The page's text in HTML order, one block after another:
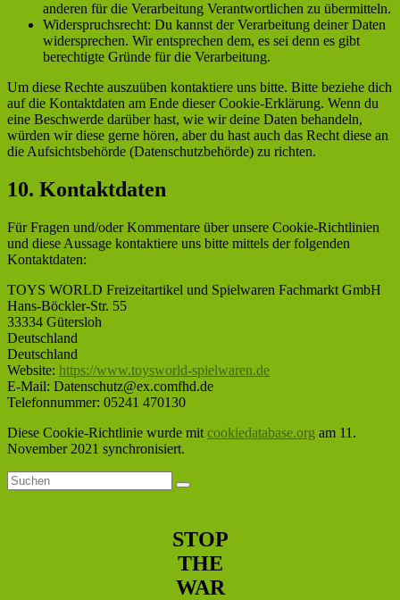
anderen für die Verarbeitung Verantwortlichen zu übermitteln.
Widerspruchsrecht: Du kannst der Verarbeitung deiner Daten
widersprechen. Wir entsprechen dem, es sei denn es gibt
berechtigte Gründe für die Verarbeitung.
Um diese Rechte auszuüben kontaktiere uns bitte. Bitte beziehe dich
auf die Kontaktdaten am Ende dieser Cookie-Erklärung. Wenn du
eine Beschwerde darüber hast, wie wir deine Daten behandeln,
würden wir diese gerne hören, aber du hast auch das Recht diese an
die Aufsichtsbehörde (Datenschutzbehörde) zu richten.
10. Kontaktdaten
Für Fragen und/oder Kommentare über unsere Cookie-Richtlinien
und diese Aussage kontaktiere uns bitte mittels der folgenden
Kontaktdaten:
TOYS WORLD Freizeitartikel und Spielwaren Fachmarkt GmbH
Hans-Böckler-Str. 55
33334 Gütersloh
Deutschland
Deutschland
Website: https://www.toysworld-spielwaren.de
E-Mail: Datenschutz@ex.comfhd.de
Telefonnummer: 05241 470130
Diese Cookie-Richtlinie wurde mit cookiedatabase.org am 11.
November 2021 synchronisiert.
Primärer
Suchen
nach:
Suchen
STOP
THE
WAR